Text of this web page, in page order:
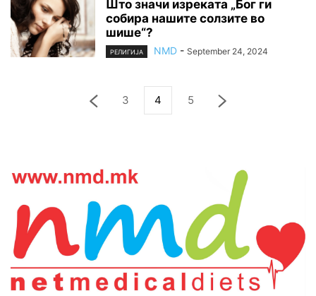
Што значи изреката „Бог ги
собира нашите солзите во
шише“?
РЕЛИГИЈА NMD - September 24, 2024
3 4 5